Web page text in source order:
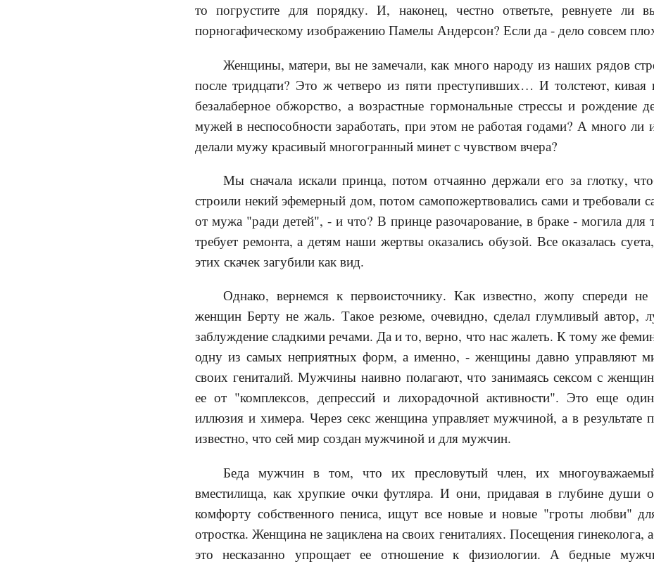
то погрустите для порядку. И, наконец, честно ответьте, ревнуете ли
порногафическому изображению Памелы Андерсон? Если да - дело совсем
Женщины, матери, вы не замечали, как много народу из наших рядов
после тридцати? Это ж четверо из пяти преступивших… И толстеют, кивая
безалаберное обжорство, а возрастные гормональные стрессы и рождение
мужей в неспособности заработать, при этом не работая годами? А много ли
делали мужу красивый многогранный минет с чувством вчера?
Мы сначала искали принца, потом отчаянно держали его за глотку,
строили некий эфемерный дом, потом самопожертвовались сами и требовали
от мужа "ради детей", - и что? В принце разочарование, в браке - могила для
требует ремонта, а детям наши жертвы оказались обузой. Все оказалась
этих скачек загубили как вид.
Однако, вернемся к первоисточнику. Как известно, жопу спереди не
женщин Берту не жаль. Такое резюме, очевидно, сделал глумливый автор,
заблуждение сладкими речами. Да и то, верно, что нас жалеть. К тому же
одну из самых неприятных форм, а именно, - женщины давно управляют
своих гениталий. Мужчины наивно полагают, что занимаясь сексом с
ее от "комплексов, депрессий и лихорадочной активности". Это еще
иллюзия и химера. Через секс женщина управляет мужчиной, а в результате
известно, что сей мир создан мужчиной и для мужчин.
Беда мужчин в том, что их пресловутый член, их
вместилища, как хрупкие очки футляра. И они, придавая в глубине души
комфорту собственного пениса, ищут все новые и новые "гроты любви" для
отростка. Женщина не зациклена на своих гениталиях. Посещения гинеколога,
это несказанно упрощает ее отношение к физиологии. А бедные